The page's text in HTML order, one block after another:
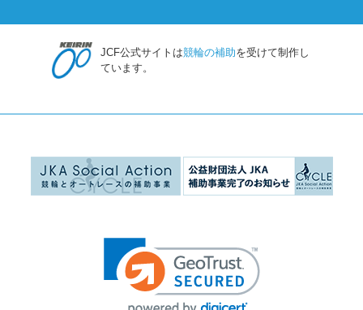
JCF公式サイトは競輪の補助を受けて制作し
ています。